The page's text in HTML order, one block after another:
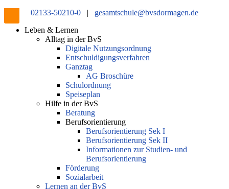
02133-50210-0 | gesamtschule@bvsdormagen.de
Leben & Lernen
Alltag in der BvS
Digitale Nutzungsordnung
Entschuldigungsverfahren
Ganztag
AG Broschüre
Schulordnung
Speiseplan
Hilfe in der BvS
Beratung
Berufsorientierung
Berufsorientierung Sek I
Berufsorientierung Sek II
Informationen zur Studien- und
Berufsorientierung
Förderung
Sozialarbeit
Lernen an der BvS